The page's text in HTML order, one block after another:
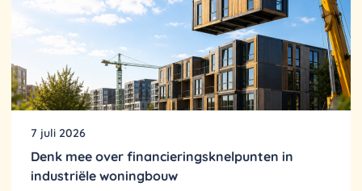
7 juli 2026
Denk mee over financieringsknelpunten in
industriële woningbouw